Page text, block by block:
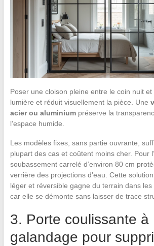
Poser une cloison pleine entre le coin nuit
lumière et réduit visuellement la pièce. Une
acier ou aluminiumpréserve la
l’espace humide.
Les modèles fixes, sans partie ouvrante,
plupart des cas et coûtent moins cher. Pour
soubassement carrelé d’environ 80 cm
verrière des projections d’eau. Cette
léger et réversible gagne du terrain dans
car elle se démonte sans laisser de trace
3. Porte coulissante à
galandage pour